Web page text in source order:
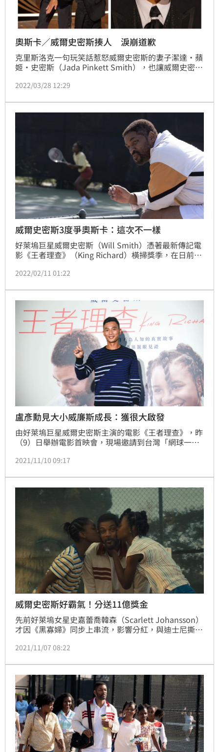
奧斯卡／威爾史密斯揍人 淚崩道歉
克里斯洛克一句玩笑話惹怒威爾史密斯的妻子潔達·蘋
姬·史密斯（Jada Pinkett Smith），也讓威爾史密斯
沒多久，威爾史密斯以傳記電影《王者理查》奪下人生
家人，他也表示，「我要跟影藝學院道歉，還有我身邊
入圍者，在座各位跟各位道歉」。
2022/03/28 12:29
威爾史密斯3度爭奧斯卡：這次不一樣
好萊塢巨星威爾史密斯（Will Smith）憑著最新傳記電
影《王者理查》（King Richard）橫掃獎季，在日前公
得影帝提名，此外本片也入圍了最佳影片共6獎項。對
當開心。
2022/02/11 01:22
盧彥勳見大小威廉斯成長：獲很大啟發
由好萊塢巨星威爾史密斯主演的電影《王者理查》，昨
（9）日舉辦電影首映會，現場邀請到台灣「網球一
一同觀影。盧彥勳相當推薦此片，表示自己同樣身為網
庭力量，認為「不管是運動選手、家庭、父子關係，都
可以從這部電影得到非常大的啟發。」
2021/11/10 09:17
威爾史密斯好霸氣！分送11億獎金
先前好萊塢女星史嘉蕾喬韓森﻿（Scarlett Johansson）
才因《黑寡婦》同步上串流，影響分紅，與迪士尼撕破
出，威爾史密斯（Will Smith）的新片《王者理查》因
4000萬美金（約新台幣11億）補償金，不過有知情人
士透露，威爾史密斯將錢分給了同劇的演員。
2021/11/07 08:22